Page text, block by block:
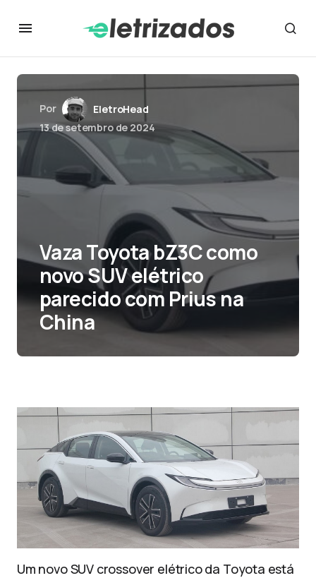
Por
EletroHead
13 de setembro de 2024
Vaza Toyota bZ3C como
novo SUV elétrico
parecido com Prius na
China
Um novo SUV crossover elétrico da Toyota está